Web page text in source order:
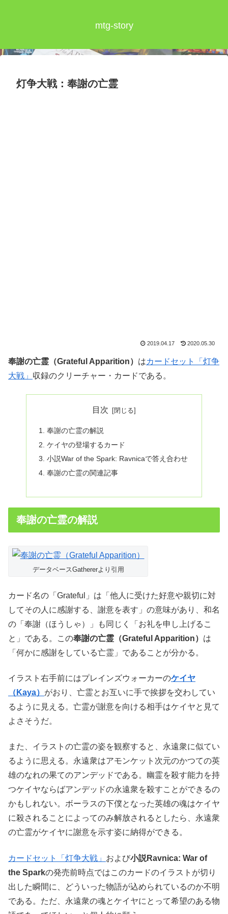
mtg-story
灯争大戦：奉謝の亡霊
2019.04.17 2020.05.30
奉謝の亡霊（Grateful Apparition） はカードセット「灯争
大戦」 収録のクリーチャー・カードである。
目次
奉謝の亡霊の解説
ケイヤの登場するカード
小説War of the Spark: Ravnicaで答え合わせ
奉謝の亡霊の関連記事
奉謝の亡霊の解説
データベースGathererより引用
カード名の「Grateful」は「他人に受けた好意や親切に対
してその人に感謝する、謝意を表す」の意味があり、和名
の「奉謝（ほうしゃ）」も同じく「お礼を申し上げるこ
と」である。この奉謝の亡霊（Grateful Apparition） は
「何かに感謝をしている亡霊」であることが分かる。
イラスト右手前にはプレインズウォーカーのケイヤ
（Kaya） がおり、亡霊とお互いに手で挨拶を交わしてい
るように見える。亡霊が謝意を向ける相手はケイヤと見て
よさそうだ。
また、イラストの亡霊の姿を観察すると、永遠衆に似てい
るように思える。永遠衆はアモンケット次元のかつての英
雄のなれの果てのアンデッドである。幽霊を殺す能力を持
つケイヤならばアンデッドの永遠衆を殺すことができるの
かもしれない。ボーラスの下僕となった英雄の魂はケイヤ
に殺されることによってのみ解放されるとしたら、永遠衆
の亡霊がケイヤに謝意を示す姿に納得ができる。
カードセット「灯争大戦」 および小説Ravnica: War of
the Sparkの発売前時点ではこのカードのイラストが切り
出した瞬間に、どういった物語が込められているのか不明
である。ただ、永遠衆の魂とケイヤにとって希望のある物